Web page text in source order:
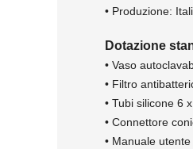
• Produzione:
Dotazione
• Vaso
• Filtro
• Tubi silicone 6
• Connettore
• Manuale